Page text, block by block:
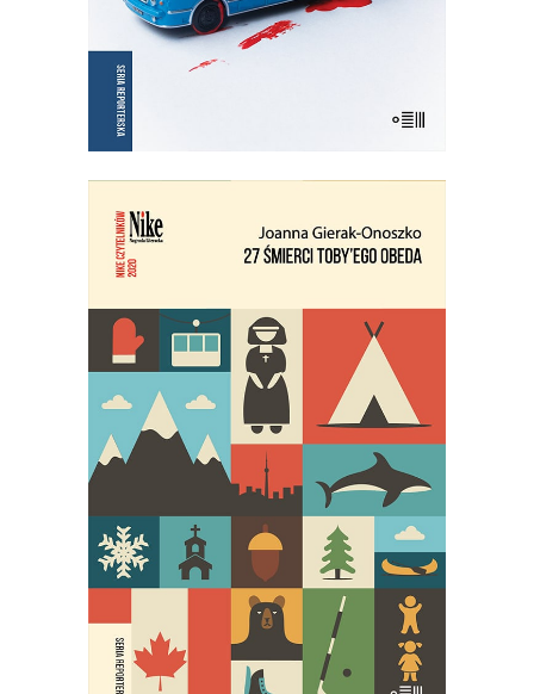
E-BOOK DO KOSZYKA
27 ŚMIERCI TOBY’EGO OBEDA
Najgłośniejszy debiut reporterski
ostatnich lat!
29.95